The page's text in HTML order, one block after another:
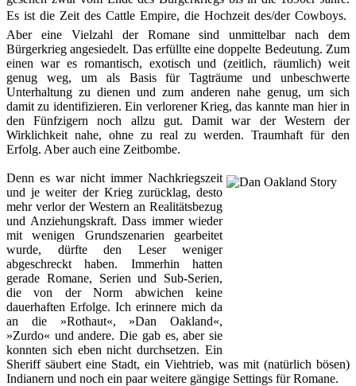
Es ist die Zeit des Cattle Empire, die Hochzeit des/der Cowboys.
Aber eine Vielzahl der Romane sind unmittelbar nach dem
Bürgerkrieg angesiedelt. Das erfüllte eine doppelte Bedeutung. Zum
einen war es romantisch, exotisch und (zeitlich, räumlich) weit
genug weg, um als Basis für Tagträume und unbeschwerte
Unterhaltung zu dienen und zum anderen nahe genug, um sich
damit zu identifizieren. Ein verlorener Krieg, das kannte man hier in
den Fünfzigern noch allzu gut. Damit war der Western der
Wirklichkeit nahe, ohne zu real zu werden. Traumhaft für den
Erfolg. Aber auch eine Zeitbombe.
Denn es war nicht immer Nachkriegszeit
und je weiter der Krieg zurücklag, desto
mehr verlor der Western an Realitätsbezug
und Anziehungskraft. Dass immer wieder
mit wenigen Grundszenarien gearbeitet
wurde, dürfte den Leser weniger
abgeschreckt haben. Immerhin hatten
gerade Romane, Serien und Sub-Serien,
die von der Norm abwichen keine
dauerhaften Erfolge. Ich erinnere mich da
an die »Rothaut«, »Dan Oakland«,
»Zurdo« und andere. Die gab es, aber sie
konnten sich eben nicht durchsetzen. Ein
Sheriff säubert eine Stadt, ein Viehtrieb, was mit (natürlich bösen)
Indianern und noch ein paar weitere gängige Settings für Romane.